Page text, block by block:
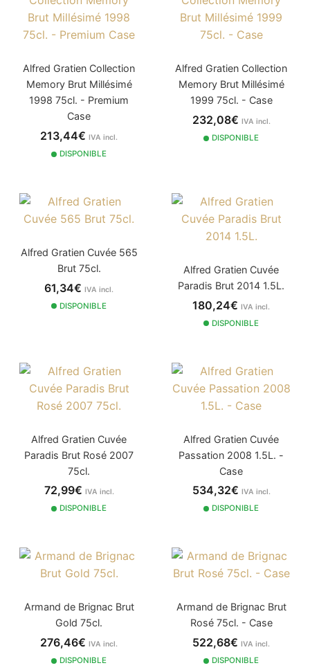
Alfred Gratien Collection
Memory Brut Millésimé
1998 75cl. - Premium
Case
213,44€ IVA incl.
DISPONIBLE
Alfred Gratien Collection
Memory Brut Millésimé
1999 75cl. - Case
232,08€ IVA incl.
DISPONIBLE
Alfred Gratien Cuvée 565
Brut 75cl.
61,34€ IVA incl.
DISPONIBLE
Alfred Gratien Cuvée
Paradis Brut 2014 1.5L.
180,24€ IVA incl.
DISPONIBLE
Alfred Gratien Cuvée
Paradis Brut Rosé 2007
75cl.
72,99€ IVA incl.
DISPONIBLE
Alfred Gratien Cuvée
Passation 2008 1.5L. -
Case
534,32€ IVA incl.
DISPONIBLE
Armand de Brignac Brut
Gold 75cl.
276,46€ IVA incl.
DISPONIBLE
Armand de Brignac Brut
Rosé 75cl. - Case
522,68€ IVA incl.
DISPONIBLE